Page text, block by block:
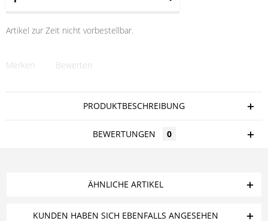
Artikel zur Zeit nicht vorbestellbar.
Merken Bewerten
PRODUKTBESCHREIBUNG
BEWERTUNGEN 0
ÄHNLICHE ARTIKEL
KUNDEN HABEN SICH EBENFALLS ANGESEHEN